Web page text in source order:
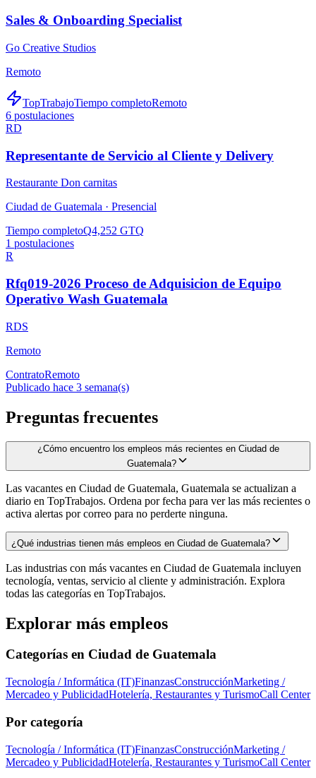
Sales & Onboarding Specialist
Go Creative Studios
Remoto
TopTrabajoTiempo completoRemoto
6 postulaciones
RD
Representante de Servicio al Cliente y Delivery
Restaurante Don carnitas
Ciudad de Guatemala · Presencial
Tiempo completoQ4,252 GTQ
1 postulaciones
R
Rfq019-2026 Proceso de Adquisicion de Equipo
Operativo Wash Guatemala
RDS
Remoto
ContratoRemoto
Publicado hace 3 semana(s)
Preguntas frecuentes
¿Cómo encuentro los empleos más recientes en Ciudad de
Guatemala?
Las vacantes en Ciudad de Guatemala, Guatemala se actualizan a
diario en TopTrabajos. Ordena por fecha para ver las más recientes o
activa alertas por correo para no perderte ninguna.
¿Qué industrias tienen más empleos en Ciudad de Guatemala?
Las industrias con más vacantes en Ciudad de Guatemala incluyen
tecnología, ventas, servicio al cliente y administración. Explora
todas las categorías en TopTrabajos.
Explorar más empleos
Categorías en Ciudad de Guatemala
Tecnología / Informática (IT)FinanzasConstrucciónMarketing /
Mercadeo y PublicidadHotelería, Restaurantes y TurismoCall Center
Por categoría
Tecnología / Informática (IT)FinanzasConstrucciónMarketing /
Mercadeo y PublicidadHotelería, Restaurantes y TurismoCall Center